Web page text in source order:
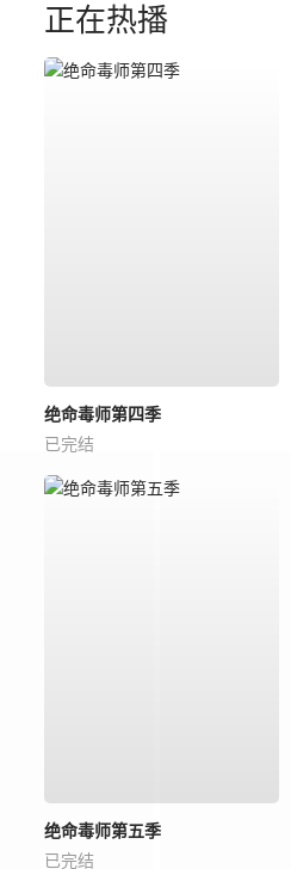
正在热播
绝命毒师第四季
已完结
绝命毒师第五季
已完结